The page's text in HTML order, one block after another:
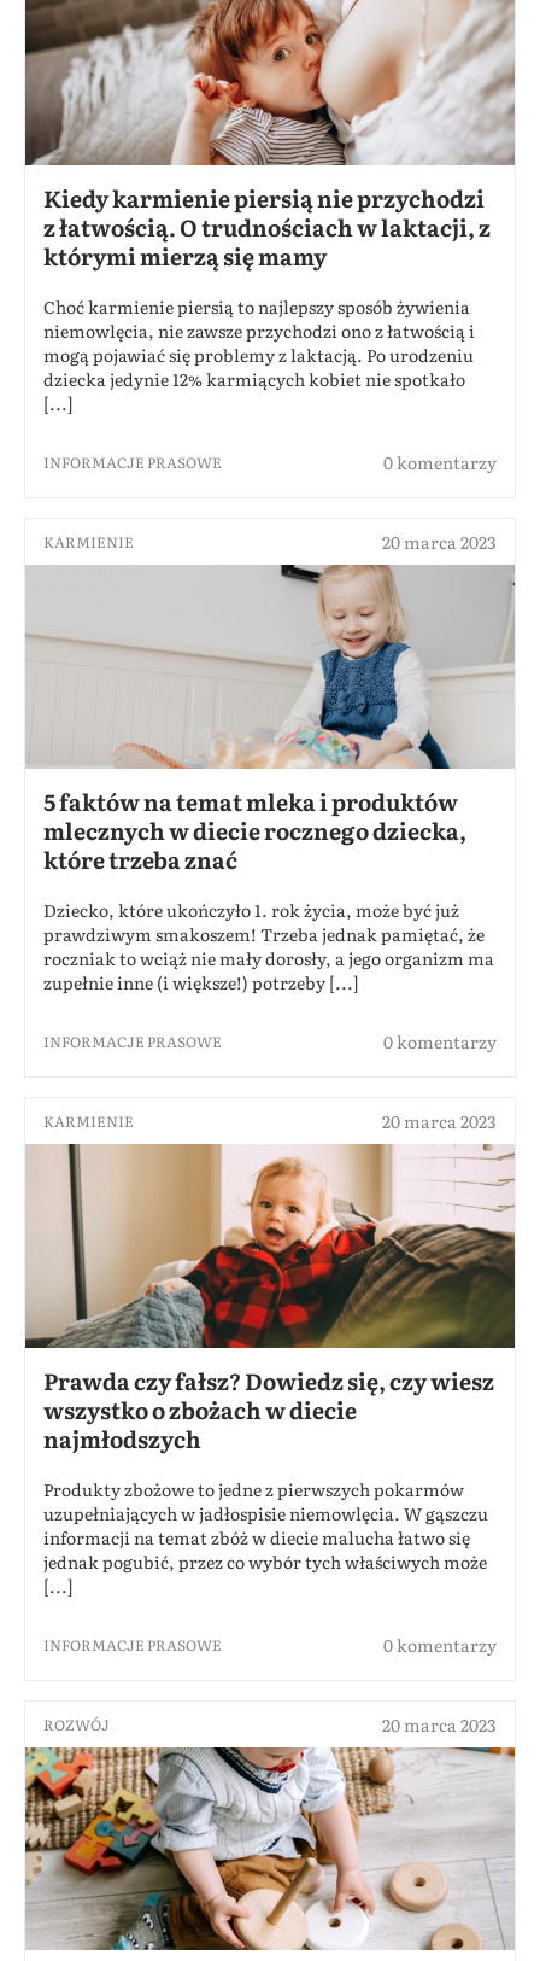
Kiedy karmienie piersią nie przychodzi
z łatwością. O trudnościach w laktacji, z
którymi mierzą się mamy
Choć karmienie piersią to najlepszy sposób żywienia
niemowlęcia, nie zawsze przychodzi ono z łatwością i
mogą pojawiać się problemy z laktacją. Po urodzeniu
dziecka jedynie 12% karmiących kobiet nie spotkało
[...]
INFORMACJE PRASOWE 0 komentarzy
KARMIENIE 20 marca 2023
5 faktów na temat mleka i produktów
mlecznych w diecie rocznego dziecka,
które trzeba znać
Dziecko, które ukończyło 1. rok życia, może być już
prawdziwym smakoszem! Trzeba jednak pamiętać, że
roczniak to wciąż nie mały dorosły, a jego organizm ma
zupełnie inne (i większe!) potrzeby [...]
INFORMACJE PRASOWE 0 komentarzy
KARMIENIE 20 marca 2023
Prawda czy fałsz? Dowiedz się, czy wiesz
wszystko o zbożach w diecie
najmłodszych
Produkty zbożowe to jedne z pierwszych pokarmów
uzupełniających w jadłospisie niemowlęcia. W gąszczu
informacji na temat zbóż w diecie malucha łatwo się
jednak pogubić, przez co wybór tych właściwych może
[...]
INFORMACJE PRASOWE 0 komentarzy
ROZWÓJ 20 marca 2023